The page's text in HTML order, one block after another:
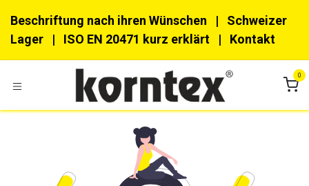
Beschriftung nach ihren Wünschen | Schweizer
Lager | ISO EN 20471 kurz erklärt | Kon​​takt
0